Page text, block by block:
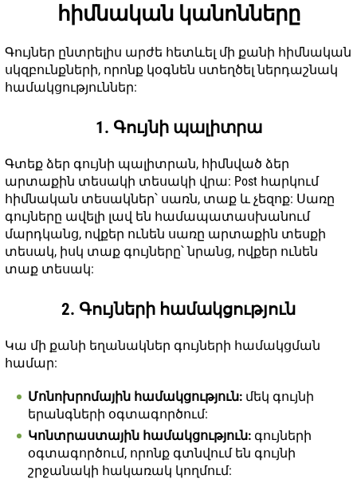
հիմնական կանոնները
Գույներ ընտրելիս արժե հետևել մի քանի հիմնական
սկզբունքների, որոնք կօգնեն ստեղծել ներդաշնակ
համակցություններ:
1. Գույնի պալիտրա
Գտեք ձեր գույնի պալիտրան, հիմնված ձեր
արտաքին տեսակի տեսակի վրա: Post հարկում
հիմնական տեսակներ՝ սառն, տաք և չեզոք: Սառը
գույները ավելի լավ են համապատասխանում
մարդկանց, ովքեր ունեն սառը արտաքին տեսքի
տեսակ, իսկ տաք գույները՝ նրանց, ովքեր ունեն
տաք տեսակ:
2. Գույների համակցություն
Կա մի քանի եղանակներ գույների համակցման
համար:
Մոնոխրոմային համակցություն: մեկ գույնի
երանգների օգտագործում:
Կոնտրաստային համակցություն: գույների
օգտագործում, որոնք գտնվում են գույնի
շրջանակի հակառակ կողմում: